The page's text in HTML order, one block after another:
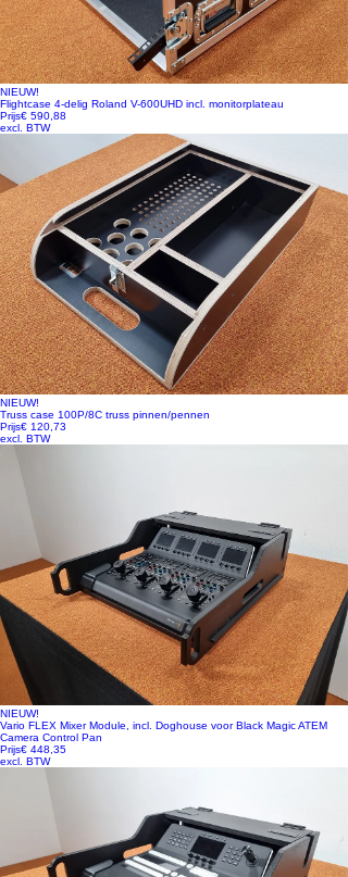
NIEUW!
Flightcase 4-delig Roland V-600UHD incl. monitorplateau
Prijs€ 590,88
excl. BTW
NIEUW!
Truss case 100P/8C truss pinnen/pennen
Prijs€ 120,73
excl. BTW
NIEUW!
Vario FLEX Mixer Module, incl. Doghouse voor Black Magic ATEM
Camera Control Pan
Prijs€ 448,35
excl. BTW